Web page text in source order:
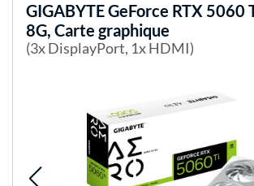
GIGABYTEGeForce RTX 5060
8G, Carte graphique
(3x DisplayPort, 1x HDMI)